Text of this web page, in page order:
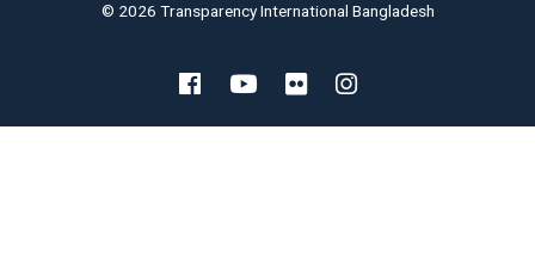
© 2026 Transparency International Bangladesh